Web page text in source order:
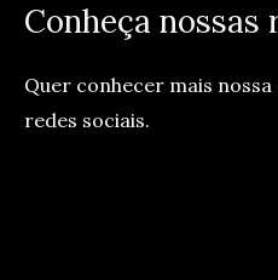
Conheça nossas
Quer conhecer mais
redes sociais.